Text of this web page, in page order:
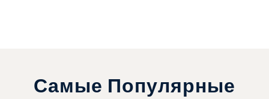
Самые Популярные